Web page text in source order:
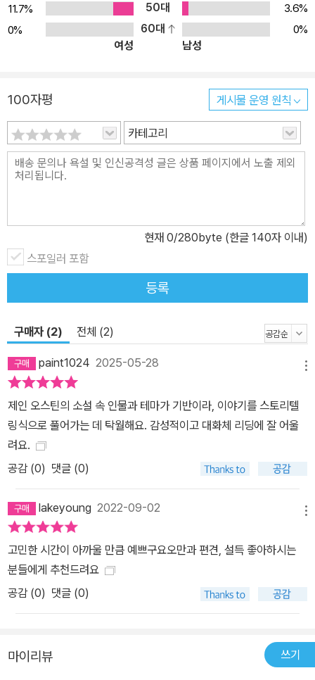
11.7%
50대
3.6%
0%
60대
0%
여성
남성
100자평 게시물 운영 원칙
카테고리
현재 0/280byte (한글 140자 이내)
스포일러 포함
등록
구매자 (2) 전체 (2)
paint1024 2025-05-28
제인 오스틴의 소설 속 인물과 테마가 기반이라, 이야기를 스토리텔
링식으로 풀어가는 데 탁월해요. 감성적이고 대화체 리딩에 잘 어울
려요.
공감 (0) 댓글 (0)
lakeyoung 2022-09-02
고민한 시간이 아까울 만큼 예쁘구요오만과 편견, 설득 좋아하시는
분들에게 추천드려요
공감 (0) 댓글 (0)
마이리뷰 쓰기